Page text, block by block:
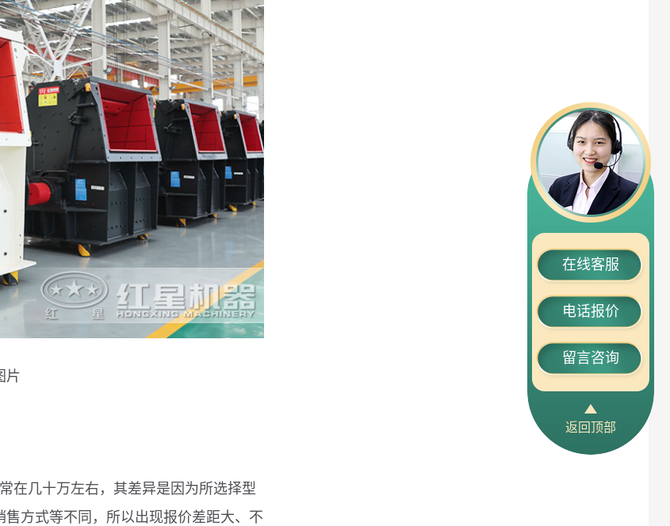
片
在几十万左右，其差异是因为所选择型
方式等不同，所以出现报价差距大、不
在线客服
电话报价
留言咨询
返回顶部